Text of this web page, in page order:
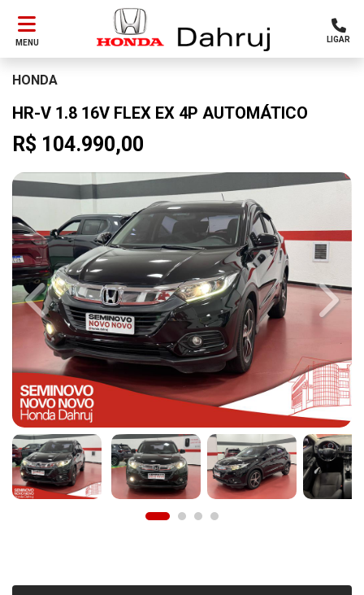
MENU LIGAR
HONDA
HR-V 1.8 16V FLEX EX 4P AUTOMÁTICO
R$ 104.990,00
Previous Next